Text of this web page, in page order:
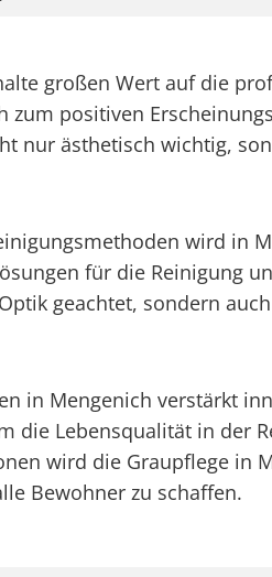
großen Wert auf die
positiven
nur ästhetisch wichtig,
wird in
für die Reinigung
geachtet, sondern
in Mengenich verstärkt
die Lebensqualität in der
wird die Graupflege in
Bewohner zu schaffen.